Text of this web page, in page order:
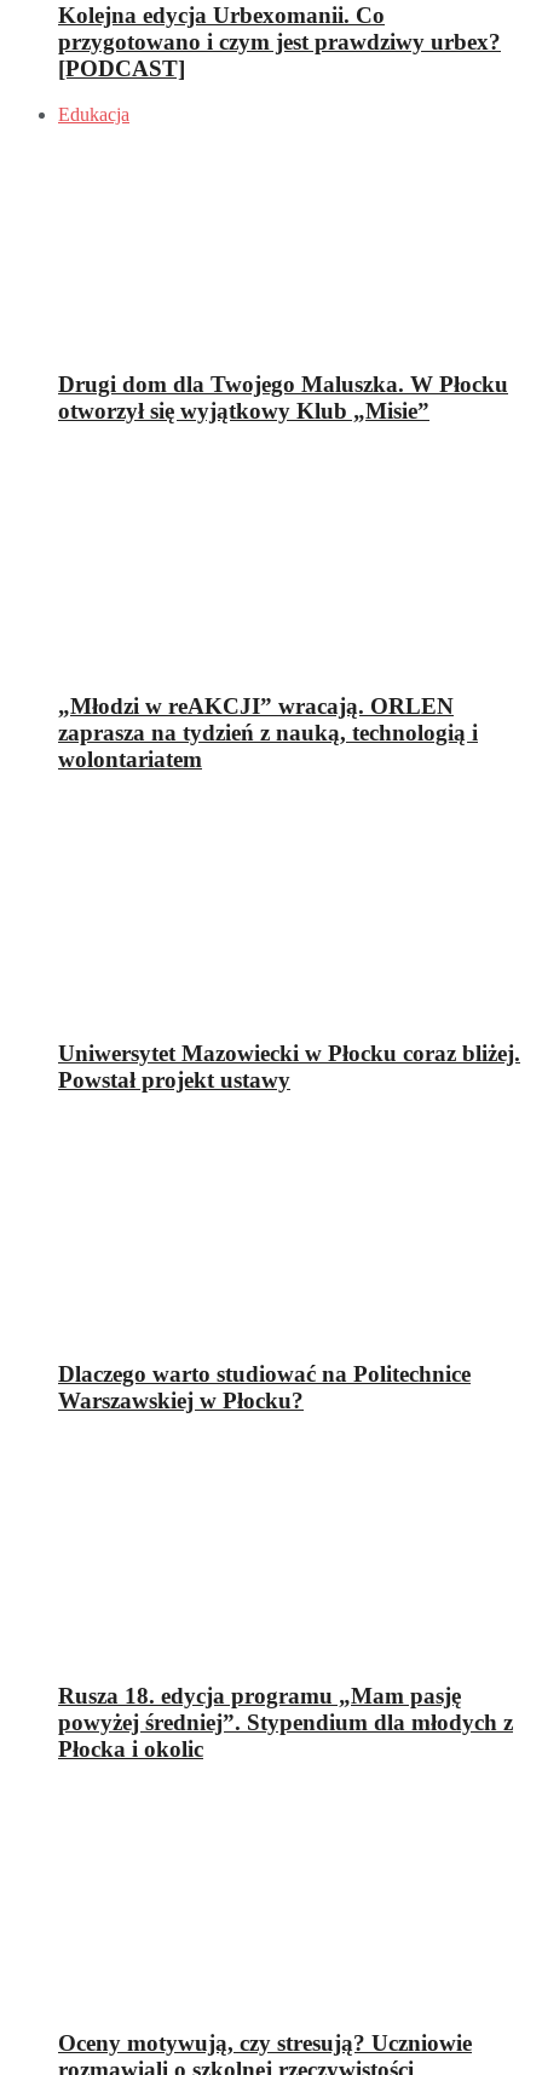
Kolejna edycja Urbexomanii. Co
przygotowano i czym jest prawdziwy urbex?
[PODCAST]
Edukacja
Drugi dom dla Twojego Maluszka. W Płocku
otworzył się wyjątkowy Klub „Misie”
„Młodzi w reAKCJI” wracają. ORLEN
zaprasza na tydzień z nauką, technologią i
wolontariatem
Uniwersytet Mazowiecki w Płocku coraz bliżej.
Powstał projekt ustawy
Dlaczego warto studiować na Politechnice
Warszawskiej w Płocku?
Rusza 18. edycja programu „Mam pasję
powyżej średniej”. Stypendium dla młodych z
Płocka i okolic
Oceny motywują, czy stresują? Uczniowie
rozmawiali o szkolnej rzeczywistości